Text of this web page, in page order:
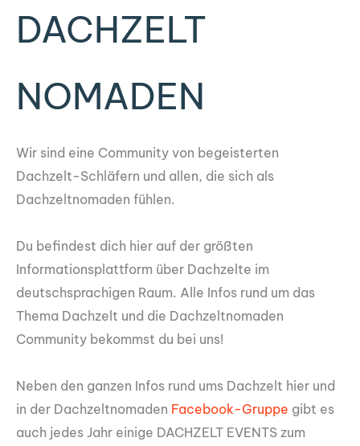
DACHZELT
NOMADEN
Wir sind eine Community von begeisterten
Dachzelt-Schläfern und allen, die sich als
Dachzeltnomaden fühlen.
Du befindest dich hier auf der größten
Informationsplattform über Dachzelte im
deutschsprachigen Raum. Alle Infos rund um das
Thema Dachzelt und die Dachzeltnomaden
Community bekommst du bei uns!
Neben den ganzen Infos rund ums Dachzelt hier und
in der Dachzeltnomaden Facebook-Gruppe gibt es
auch jedes Jahr einige DACHZELT EVENTS zum